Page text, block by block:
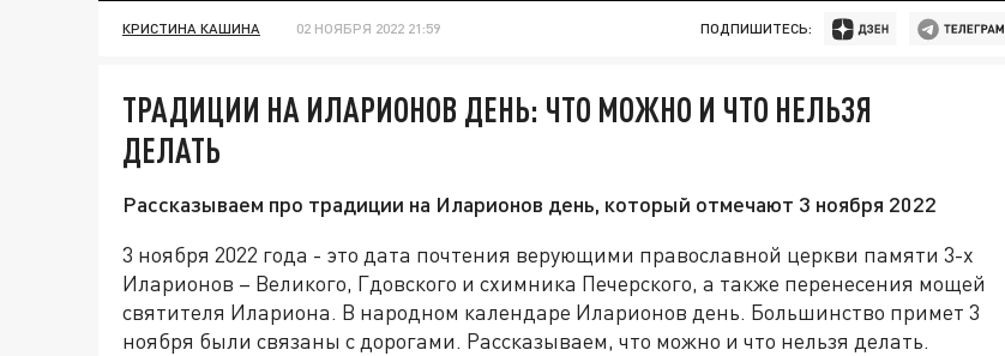
КРИСТИНА КАШИНА 02 НОЯБРЯ 2022 21:59 ПОДПИШИТЕСЬ:
ТРАДИЦИИ НА ИЛАРИОНОВ ДЕНЬ: ЧТО МОЖНО И ЧТО НЕЛЬЗЯ
ДЕЛАТЬ
Рассказываем про традиции на Иларионов день, который отмечают 3 ноября 2022
3 ноября 2022 года - это дата почтения верующими православной церкви памяти 3-х
Иларионов – Великого, Гдовского и схимника Печерского, а также перенесения мощей
святителя Илариона. В народном календаре Иларионов день. Большинство примет 3
ноября были связаны с дорогами. Рассказываем, что можно и что нельзя делать.